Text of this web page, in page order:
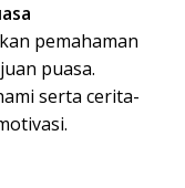
pemahaman
puasa.
serta cerita-